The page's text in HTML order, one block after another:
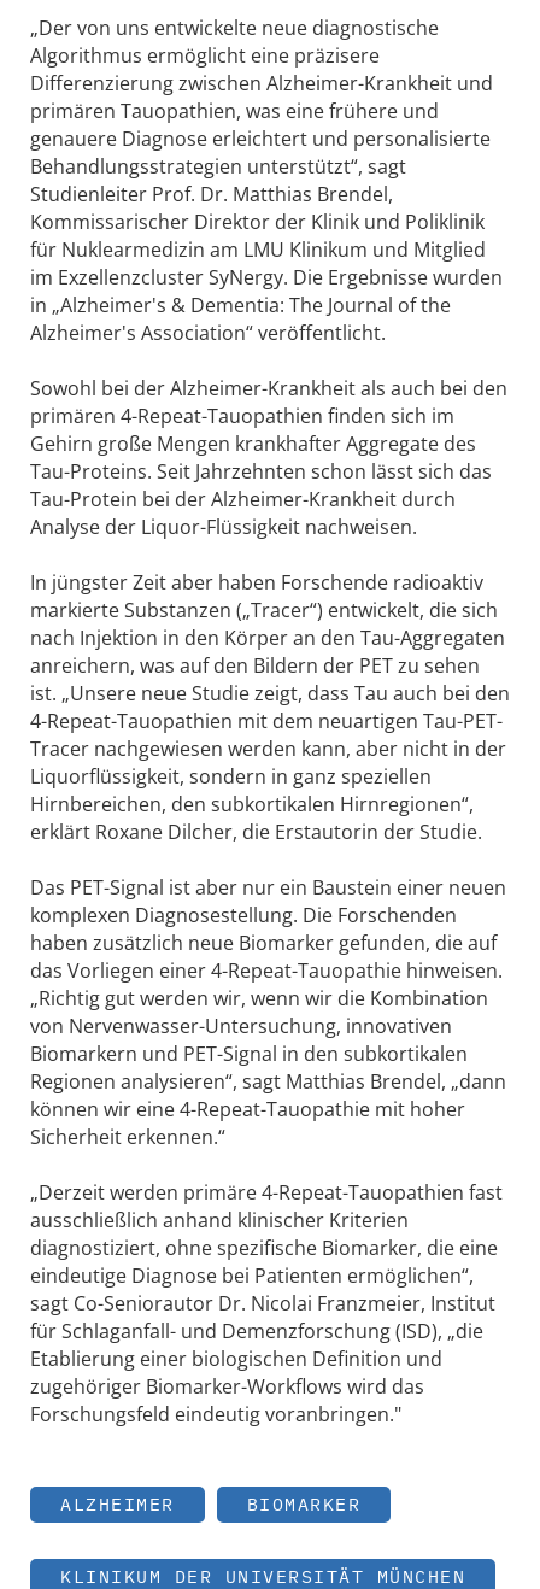
„Der von uns entwickelte neue diagnostische
Algorithmus ermöglicht eine präzisere
Differenzierung zwischen Alzheimer-Krankheit und
primären Tauopathien, was eine frühere und
genauere Diagnose erleichtert und personalisierte
Behandlungsstrategien unterstützt“, sagt
Studienleiter Prof. Dr. Matthias Brendel,
Kommissarischer Direktor der Klinik und Poliklinik
für Nuklearmedizin am LMU Klinikum und Mitglied
im Exzellenzcluster SyNergy. Die Ergebnisse wurden
in „Alzheimer's & Dementia: The Journal of the
Alzheimer's Association“ veröffentlicht.
Sowohl bei der Alzheimer-Krankheit als auch bei den
primären 4-Repeat-Tauopathien finden sich im
Gehirn große Mengen krankhafter Aggregate des
Tau-Proteins. Seit Jahrzehnten schon lässt sich das
Tau-Protein bei der Alzheimer-Krankheit durch
Analyse der Liquor-Flüssigkeit nachweisen.
In jüngster Zeit aber haben Forschende radioaktiv
markierte Substanzen („Tracer“) entwickelt, die sich
nach Injektion in den Körper an den Tau-Aggregaten
anreichern, was auf den Bildern der PET zu sehen
ist. „Unsere neue Studie zeigt, dass Tau auch bei den
4-Repeat-Tauopathien mit dem neuartigen Tau-PET-
Tracer nachgewiesen werden kann, aber nicht in der
Liquorflüssigkeit, sondern in ganz speziellen
Hirnbereichen, den subkortikalen Hirnregionen“,
erklärt Roxane Dilcher, die Erstautorin der Studie.
Das PET-Signal ist aber nur ein Baustein einer neuen
komplexen Diagnosestellung. Die Forschenden
haben zusätzlich neue Biomarker gefunden, die auf
das Vorliegen einer 4-Repeat-Tauopathie hinweisen.
„Richtig gut werden wir, wenn wir die Kombination
von Nervenwasser-Untersuchung, innovativen
Biomarkern und PET-Signal in den subkortikalen
Regionen analysieren“, sagt Matthias Brendel, „dann
können wir eine 4-Repeat-Tauopathie mit hoher
Sicherheit erkennen.“
„Derzeit werden primäre 4-Repeat-Tauopathien fast
ausschließlich anhand klinischer Kriterien
diagnostiziert, ohne spezifische Biomarker, die eine
eindeutige Diagnose bei Patienten ermöglichen“,
sagt Co-Seniorautor Dr. Nicolai Franzmeier, Institut
für Schlaganfall- und Demenzforschung (ISD), „die
Etablierung einer biologischen Definition und
zugehöriger Biomarker-Workflows wird das
Forschungsfeld eindeutig voranbringen."
ALZHEIMER BIOMARKER
KLINIKUM DER UNIVERSITÄT MÜNCHEN